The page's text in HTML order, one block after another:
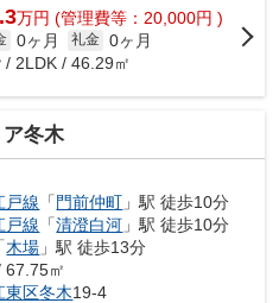
万円 (管理費等：20,000円 )
0ヶ月 礼金 0ヶ月
/ 2LDK / 46.29㎡
冬木
戸線 「 門前仲町 」駅 徒歩10分
戸線 「清澄白河 」駅 徒歩10分
「木場 」駅 徒歩13分
67.75㎡
東区冬木19-4